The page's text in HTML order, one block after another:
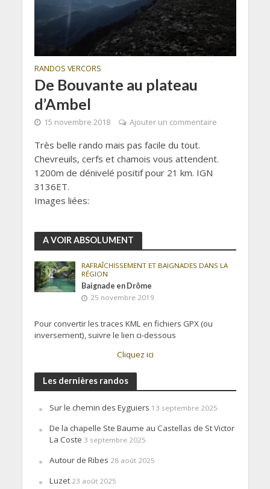
RANDOS VERCORS
De Bouvante au plateau
d’Ambel
15 novembre 2018 Ajouter un commentaire
Très belle rando mais pas facile du tout.
Chevreuils, cerfs et chamois vous attendent.
1200m de dénivelé positif pour 21 km. IGN
3136ET.
Images liées:
A VOIR ABSOLUMENT
RAFRAÎCHISSEMENT ET BAIGNADES DANS LA
RÉGION
Baignade en Drôme
25 novembre 2019
Pour convertir les traces KML en fichiers GPX (ou
inversement), suivre le lien ci-dessous
Cliquez ici
Les dernières randos
Sur le chemin des Eyguiers 13 septembre 2025
De la chapelle Ste Baume au Castellas de St Victor
La Coste 3 septembre 2025
Autour de Ribes 28 août 2025
Luzet 23 août 2025